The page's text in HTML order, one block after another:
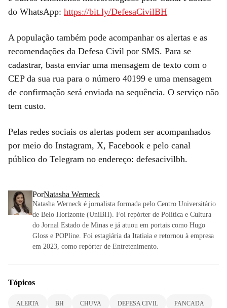
do WhatsApp: https://bit.ly/DefesaCivilBH
A população também pode acompanhar os alertas e as
recomendações da Defesa Civil por SMS. Para se
cadastrar, basta enviar uma mensagem de texto com o
CEP da sua rua para o número 40199 e uma mensagem
de confirmação será enviada na sequência. O serviço não
tem custo.
Pelas redes sociais os alertas podem ser acompanhados
por meio do Instagram, X, Facebook e pelo canal
público do Telegram no endereço: defesacivilbh.
PorNatasha Werneck
Natasha Werneck é jornalista formada pelo Centro Universitário
de Belo Horizonte (UniBH). Foi repórter de Política e Cultura
do Jornal Estado de Minas e já atuou em portais como Hugo
Gloss e POPline. Foi estagiária da Itatiaia e retornou à empresa
em 2023, como repórter de Entretenimento.
Tópicos
ALERTA BH CHUVA DEFESA CIVIL PANCADA